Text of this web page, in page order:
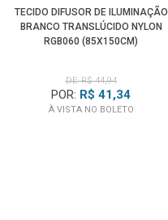
TECIDO DIFUSOR DE ILUMINAÇÃO
BRANCO TRANSLÚCIDO NYLON
RGB060 (85X150CM)
DE: R$ 44,94
POR: R$ 41,34
À VISTA NO BOLETO